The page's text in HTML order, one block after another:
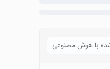
با هوش مصنوعی